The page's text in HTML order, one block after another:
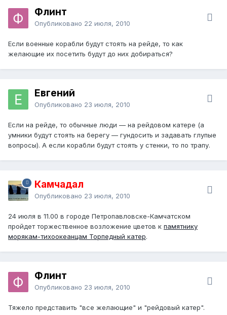
Флинт
Опубликовано 22 июля, 2010
Если военные корабли будут стоять на рейде, то как
желающие их посетить будут до них добираться?
Евгений
Опубликовано 23 июля, 2010
Если на рейде, то обычные люди — на рейдовом катере (а
умники будут стоять на берегу — гундосить и задавать глупые
вопросы). А если корабли будут стоять у стенки, то по трапу.
Камчадал
Опубликовано 23 июля, 2010
24 июля в 11.00 в городе Петропавловске-Камчатском
пройдет торжественное возложение цветов к памятнику
морякам-тихоокеанцам Торпедный катер.
Флинт
Опубликовано 23 июля, 2010
Тяжело представить "все желающие" и "рейдовый катер".